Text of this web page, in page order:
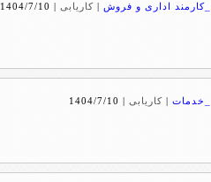
اداری و فروش | کاریابی|
1404/7/10
_خدمات | کاریابی|
1404/7/10